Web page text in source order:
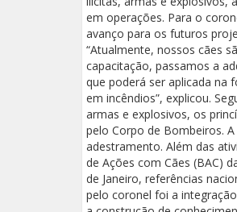
em operações. Para o
avanço para os futuros
“Atualmente, nossos cães
capacitação, passamos a
que poderá ser aplicada na
em incêndios”, explicou.
armas e explosivos, os
pelo Corpo de Bombeiros.
adestramento. Além das
de Ações com Cães (BAC)
de Janeiro, referências
pelo coronel foi a